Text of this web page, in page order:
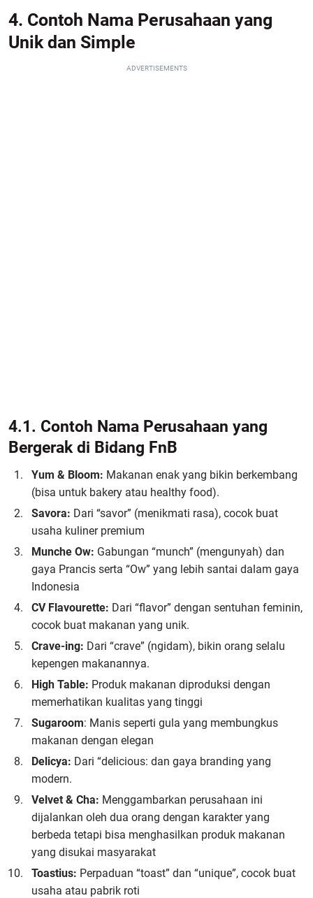
4. Contoh Nama Perusahaan yang
Unik dan Simple
ADVERTISEMENTS
4.1. Contoh Nama Perusahaan yang
Bergerak di Bidang FnB
Yum & Bloom: Makanan enak yang bikin berkembang
(bisa untuk bakery atau healthy food).
Savora: Dari “savor” (menikmati rasa), cocok buat
usaha kuliner premium
Munche Ow: Gabungan “munch” (mengunyah) dan
gaya Prancis serta “Ow” yang lebih santai dalam gaya
Indonesia
CV Flavourette: Dari “flavor” dengan sentuhan feminin,
cocok buat makanan yang unik.
Crave-ing: Dari “crave” (ngidam), bikin orang selalu
kepengen makanannya.
High Table: Produk makanan diproduksi dengan
memerhatikan kualitas yang tinggi
Sugaroom: Manis seperti gula yang membungkus
makanan dengan elegan
Delicya: Dari “delicious: dan gaya branding yang
modern.
Velvet & Cha: Menggambarkan perusahaan ini
dijalankan oleh dua orang dengan karakter yang
berbeda tetapi bisa menghasilkan produk makanan
yang disukai masyarakat
Toastius: Perpaduan “toast” dan “unique”, cocok buat
usaha atau pabrik roti